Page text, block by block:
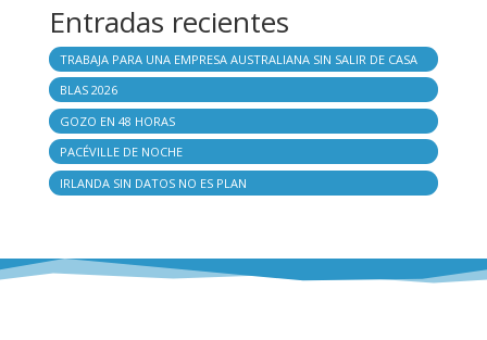
Entradas recientes
TRABAJA PARA UNA EMPRESA AUSTRALIANA SIN SALIR DE CASA
BLAS 2026
GOZO EN 48 HORAS
PACÉVILLE DE NOCHE
IRLANDA SIN DATOS NO ES PLAN